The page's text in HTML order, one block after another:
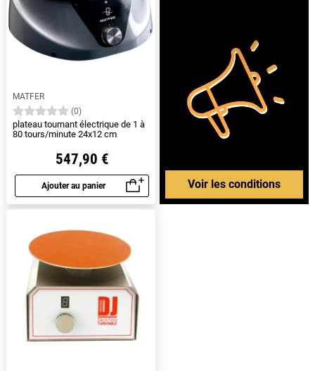
MATFER
(0)
plateau tournant électrique de 1 à
80 tours/minute 24x12 cm
547,90 €
Ajouter au panier
Aperçu rapide
Voir les conditions